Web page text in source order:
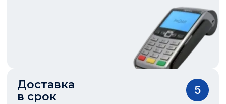
Доставка
в срок
5